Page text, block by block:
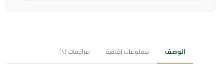
الوصف معلومات إضافية مراجعات (4)